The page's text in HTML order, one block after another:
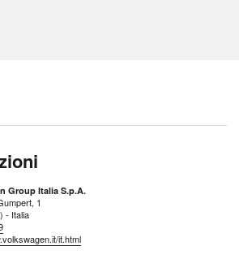
Group Italia S.p.A.
1
- Italia
it.html